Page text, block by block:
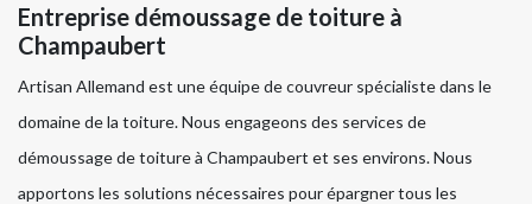
Entreprise démoussage de toiture à
Champaubert
Artisan Allemand est une équipe de couvreur spécialiste dans le
domaine de la toiture. Nous engageons des services de
démoussage de toiture à Champaubert et ses environs. Nous
apportons les solutions nécessaires pour épargner tous les